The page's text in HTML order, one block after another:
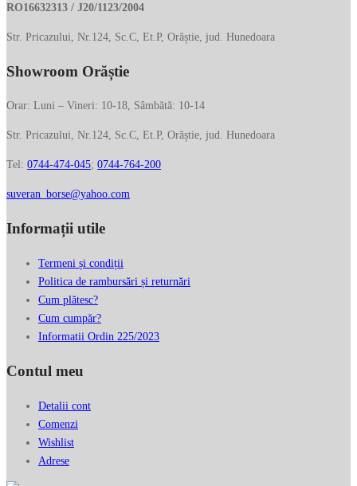
RO16632313 / J20/1123/2004
Str. Pricazului, Nr.124, Sc.C, Et.P, Orăștie, jud. Hunedoara
Showroom Orăștie
Orar: Luni – Vineri: 10-18, Sâmbătă: 10-14
Str. Pricazului, Nr.124, Sc.C, Et.P, Orăștie, jud. Hunedoara
Tel: 0744-474-045; 0744-764-200
suveran_borse@yahoo.com
Informații utile
Termeni și condiții
Politica de rambursări și returnări
Cum plătesc?
Cum cumpăr?
Informatii Ordin 225/2023
Contul meu
Detalii cont
Comenzi
Wishlist
Adrese